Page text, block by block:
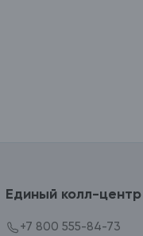
Единый колл-центр
+7 800 555-84-73